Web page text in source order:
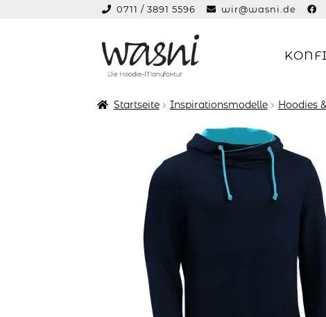
0711 / 3891 5596 wir@wasni.de
Zur
springen
Zum
springen
Startseite Inspirationsmodelle Hoodies